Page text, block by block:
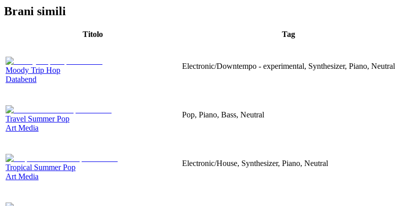
Brani simili
Titolo Tag
Moody Trip Hop
Databend
Electronic/Downtempo - experimental, Synthesizer, Piano, Neutral
Travel Summer Pop
Art Media
Pop, Piano, Bass, Neutral
Tropical Summer Pop
Art Media
Electronic/House, Synthesizer, Piano, Neutral